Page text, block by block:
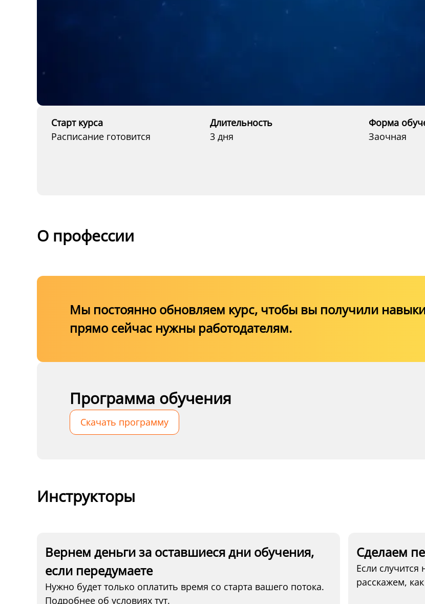
подразделения ТБ, выполняющих
Старт курса
Расписание готовится
Длительность
3 дня
Форма
Заочная
О профессии
Мы постоянно обновляем курс, чтобы вы получили
прямо сейчас нужны работодателям.
Программа обучения
Скачать программу
Инструкторы
Вернем деньги за оставшиеся дни обучения,
если передумаете
Нужно будет только оплатить время со старта вашего потока.
Подробнее об условиях тут.
Сделаем
Если
расскажем,